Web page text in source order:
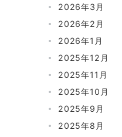
2026年3月
2026年2月
2026年1月
2025年12月
2025年11月
2025年10月
2025年9月
2025年8月